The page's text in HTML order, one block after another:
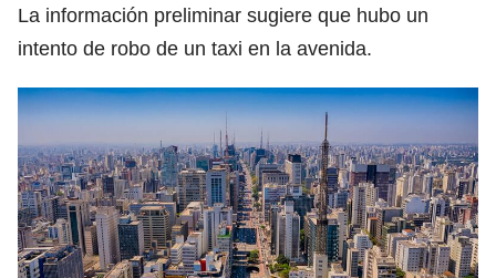
La información preliminar sugiere que hubo un
intento de robo de un taxi en la avenida.